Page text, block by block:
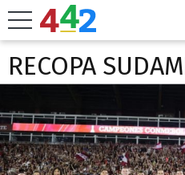
RECOPA